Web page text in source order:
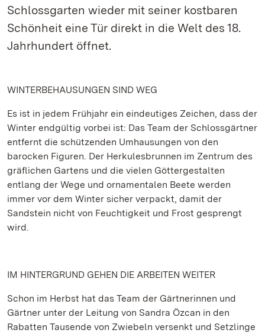
Schlossgarten wieder mit seiner kostbaren
Schönheit eine Tür direkt in die Welt des 18.
Jahrhundert öffnet.
WINTERBEHAUSUNGEN SIND WEG
Es ist in jedem Frühjahr ein eindeutiges Zeichen, dass der
Winter endgültig vorbei ist: Das Team der Schlossgärtner
entfernt die schützenden Umhausungen von den
barocken Figuren. Der Herkulesbrunnen im Zentrum des
gräflichen Gartens und die vielen Göttergestalten
entlang der Wege und ornamentalen Beete werden
immer vor dem Winter sicher verpackt, damit der
Sandstein nicht von Feuchtigkeit und Frost gesprengt
wird.
IM HINTERGRUND GEHEN DIE ARBEITEN WEITER
Schon im Herbst hat das Team der Gärtnerinnen und
Gärtner unter der Leitung von Sandra Özcan in den
Rabatten Tausende von Zwiebeln versenkt und Setzlinge